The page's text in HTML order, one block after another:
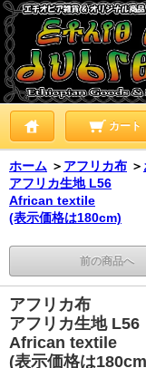
カート
ホーム ＞ アフリカ布 ＞
アフリカ生地 L56
African textile
(表示価格は180cm)
前の商品へ
アフリカ布
アフリカ生地 L56
African textile
(表示価格は